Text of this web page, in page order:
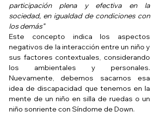
participación plena y efectiva en la
sociedad, en igualdad de condiciones con
los demás”
Este concepto indica los aspectos
negativos de la interacción entre un niño y
sus factores contextuales, considerando
los ambientales y personales.
Nuevamente, debemos sacarnos esa
idea de discapacidad que tenemos en la
mente de un niño en silla de ruedas o un
niño sonriente con Síndome de Down.